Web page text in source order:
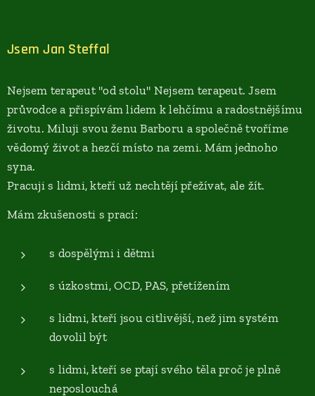
Jsem Jan Steffal
Nejsem terapeut "od stolu" Nejsem terapeut. Jsem
průvodce a přispívám lidem k lehčímu a radostnějšímu
životu. Miluji svou ženu Barboru a společně tvoříme
vědomý život a hezčí místo na zemi. Mám jednoho
syna.
Pracuji s lidmi, kteří už nechtějí přežívat, ale žít.
Mám zkušenosti s prací:
s dospělými i dětmi
s úzkostmi, OCD, PAS, přetížením
s lidmi, kteří jsou citlivější, než jim systém
dovolil být
s lidmi, kteří se ptají svého těla proč je plně
neposlouchá